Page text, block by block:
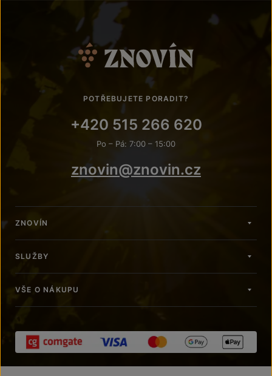
POTŘEBUJETE PORADIT?
+420 515 266 620
Po – Pá: 7:00 – 15:00
znovin@znovin.cz
ZNOVÍN
SLUŽBY
VŠE O NÁKUPU